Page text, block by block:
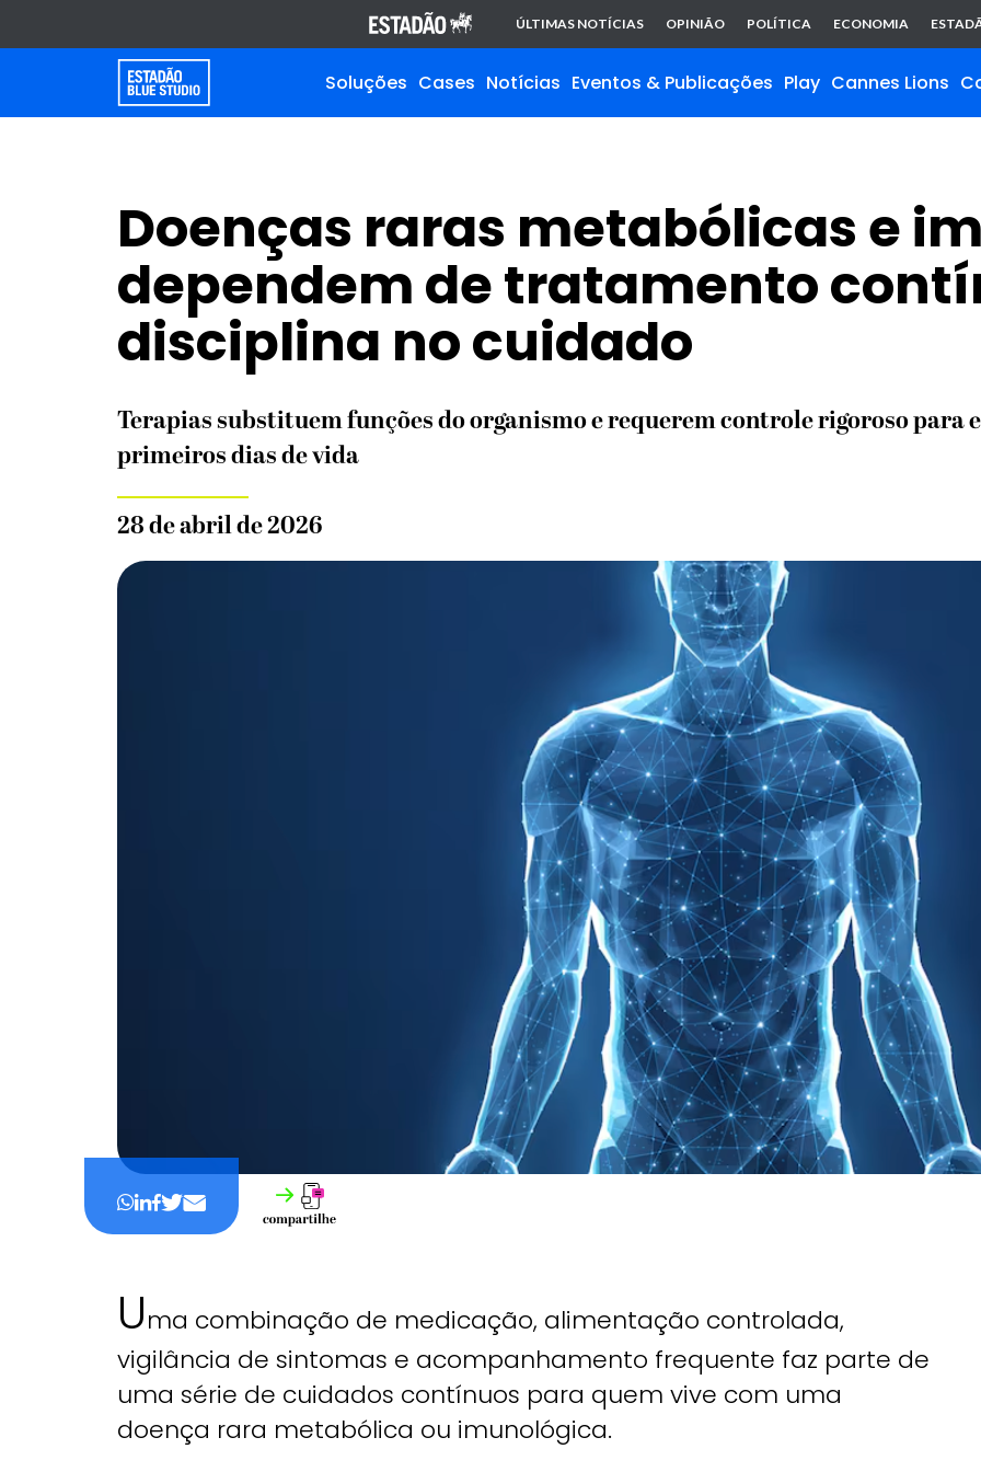
ÚLTIMAS NOTÍCIAS OPINIÃO POLÍTICA ECONOMIA
Soluções Cases Notícias Eventos & Publicações Play Cannes Lions
Doenças raras metabólicas e
dependem de tratamento
disciplina no cuidado
Terapias substituem funções do organismo e requerem controle rigoroso para
primeiros dias de vida
28 de abril de 2026
Uma combinação de medicação, alimentação controlada,
vigilância de sintomas e acompanhamento frequente faz parte de
uma série de cuidados contínuos para quem vive com uma
doença rara metabólica ou imunológica.